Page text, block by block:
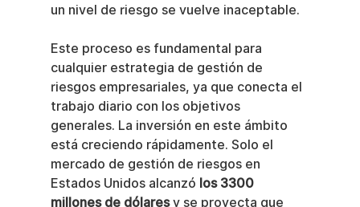
un nivel de riesgo se vuelve inaceptable.
Este proceso es fundamental para
cualquier estrategia de gestión de
riesgos empresariales, ya que conecta el
trabajo diario con los objetivos
generales. La inversión en este ámbito
está creciendo rápidamente. Solo el
mercado de gestión de riesgos en
Estados Unidos alcanzó los 3300
millones de dólares y se proyecta que